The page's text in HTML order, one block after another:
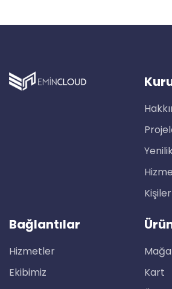
Kişiler
Bağlantılar
Hizmetler
Ekibimiz
Kart